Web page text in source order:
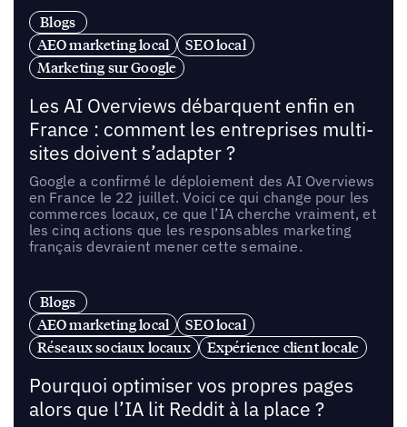
Blogs
AEO marketing local
SEO local
Marketing sur Google
Les AI Overviews débarquent enfin en
France : comment les entreprises multi-
sites doivent s’adapter ?
Google a confirmé le déploiement des AI Overviews
en France le 22 juillet. Voici ce qui change pour les
commerces locaux, ce que l’IA cherche vraiment, et
les cinq actions que les responsables marketing
français devraient mener cette semaine.
Blogs
AEO marketing local
SEO local
Réseaux sociaux locaux
Expérience client locale
Pourquoi optimiser vos propres pages
alors que l’IA lit Reddit à la place ?